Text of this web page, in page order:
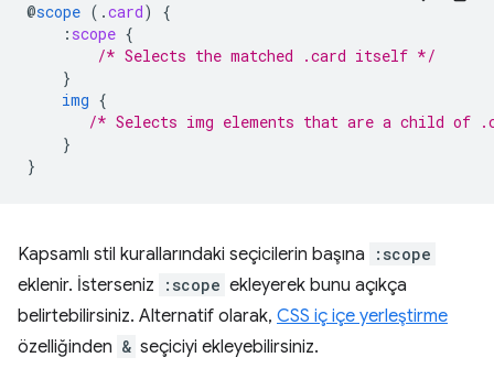
@scope ( .card)
{
: scope {
/* Selects the matched .card itself */
}
img {
/* Selects img elements that are a child of
}
}
Kapsamlı stil kurallarındaki seçicilerin başına :scope
eklenir. İsterseniz :scope ekleyerek bunu açıkça
belirtebilirsiniz. Alternatif olarak, CSS iç içe yerleştirme
özelliğinden & seçiciyi ekleyebilirsiniz.